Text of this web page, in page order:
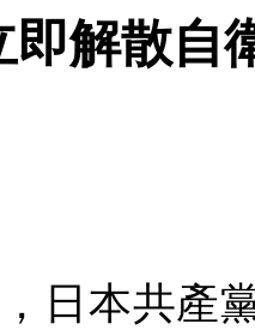
即解散自
日本共產